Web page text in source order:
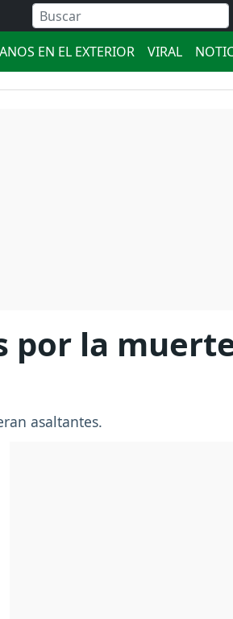
EN EL EXTERIOR VIRAL
por la
asaltantes.